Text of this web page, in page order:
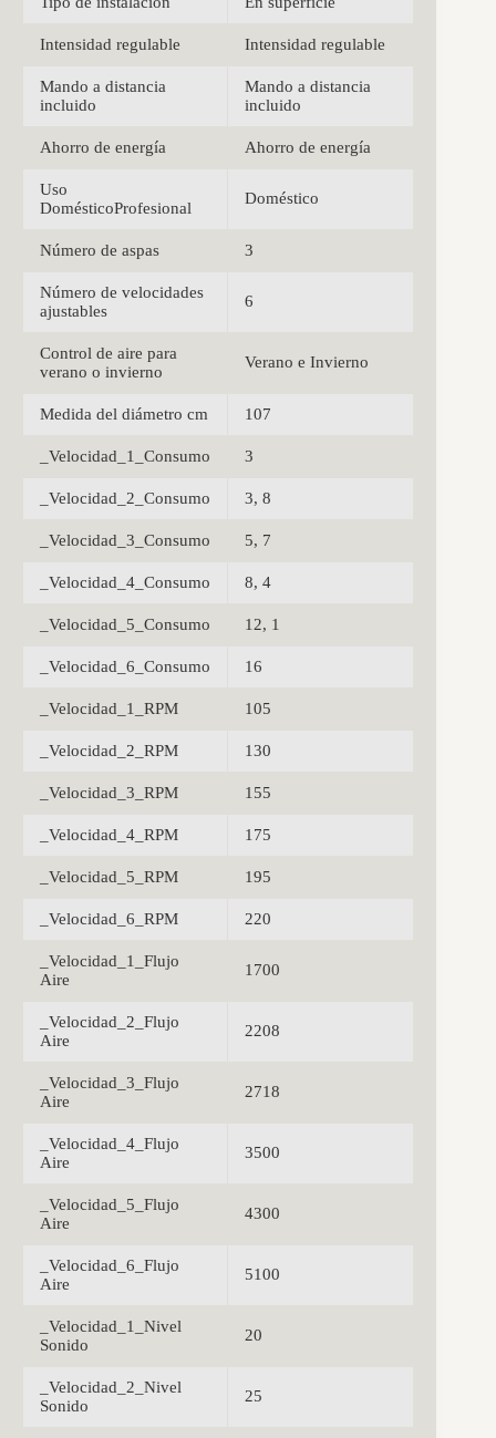
Intensidad regulable Intensidad regulable
Mando a distancia
incluido
Mando a distancia
incluido
Ahorro de energía Ahorro de energía
Uso
DomésticoProfesional
Doméstico
Número de aspas 3
Número de velocidades
ajustables
6
Control de aire para
verano o invierno
Verano e Invierno
Medida del diámetro cm 107
_Velocidad_1_Consumo 3
_Velocidad_2_Consumo 3, 8
_Velocidad_3_Consumo 5, 7
_Velocidad_4_Consumo 8, 4
_Velocidad_5_Consumo 12, 1
_Velocidad_6_Consumo 16
_Velocidad_1_RPM 105
_Velocidad_2_RPM 130
_Velocidad_3_RPM 155
_Velocidad_4_RPM 175
_Velocidad_5_RPM 195
_Velocidad_6_RPM 220
_Velocidad_1_Flujo
Aire
1700
_Velocidad_2_Flujo
Aire
2208
_Velocidad_3_Flujo
Aire
2718
_Velocidad_4_Flujo
Aire
3500
_Velocidad_5_Flujo
Aire
4300
_Velocidad_6_Flujo
Aire
5100
_Velocidad_1_Nivel
Sonido
20
_Velocidad_2_Nivel
Sonido
25